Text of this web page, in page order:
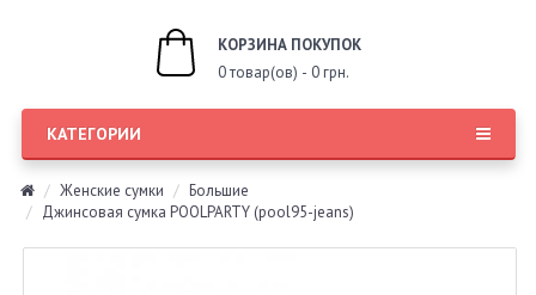
КОРЗИНА ПОКУПОК
0 товар(ов) - 0 грн.
КАТЕГОРИИ
Женские сумки
Большие
Джинсовая сумка POOLPARTY (pool95-jeans)